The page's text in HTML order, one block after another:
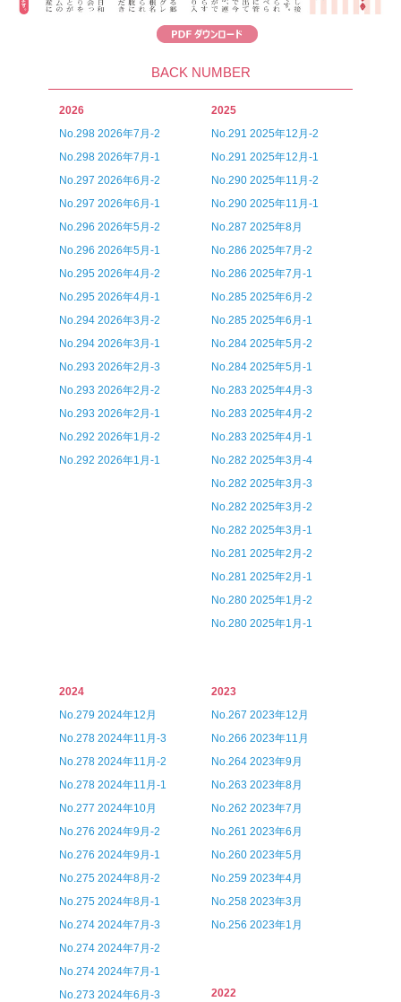
BACK NUMBER
2026
No.298 2026年7月-2
No.298 2026年7月-1
No.297 2026年6月-2
No.297 2026年6月-1
No.296 2026年5月-2
No.296 2026年5月-1
No.295 2026年4月-2
No.295 2026年4月-1
No.294 2026年3月-2
No.294 2026年3月-1
No.293 2026年2月-3
No.293 2026年2月-2
No.293 2026年2月-1
No.292 2026年1月-2
No.292 2026年1月-1
2025
No.291 2025年12月-2
No.291 2025年12月-1
No.290 2025年11月-2
No.290 2025年11月-1
No.287 2025年8月
No.286 2025年7月-2
No.286 2025年7月-1
No.285 2025年6月-2
No.285 2025年6月-1
No.284 2025年5月-2
No.284 2025年5月-1
No.283 2025年4月-3
No.283 2025年4月-2
No.283 2025年4月-1
No.282 2025年3月-4
No.282 2025年3月-3
No.282 2025年3月-2
No.282 2025年3月-1
No.281 2025年2月-2
No.281 2025年2月-1
No.280 2025年1月-2
No.280 2025年1月-1
2024
No.279 2024年12月
No.278 2024年11月-3
No.278 2024年11月-2
No.278 2024年11月-1
No.277 2024年10月
No.276 2024年9月-2
No.276 2024年9月-1
No.275 2024年8月-2
No.275 2024年8月-1
No.274 2024年7月-3
No.274 2024年7月-2
No.274 2024年7月-1
No.273 2024年6月-3
2023
No.267 2023年12月
No.266 2023年11月
No.264 2023年9月
No.263 2023年8月
No.262 2023年7月
No.261 2023年6月
No.260 2023年5月
No.259 2023年4月
No.258 2023年3月
No.256 2023年1月
2022